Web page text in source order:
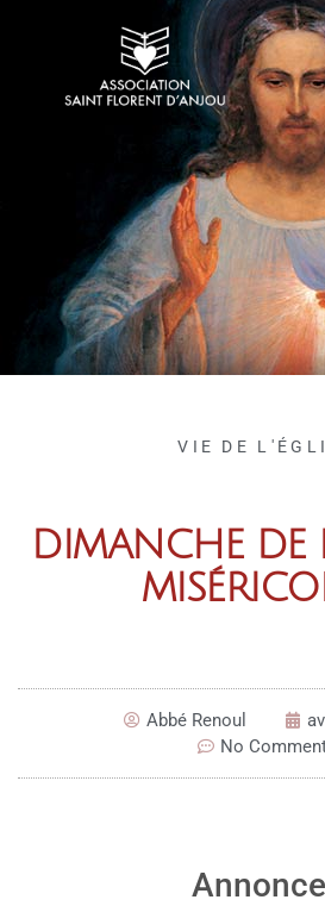
VIE DE
DIMANCHE DE
Abbé Renoul
No